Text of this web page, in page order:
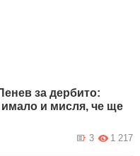
за дербито:
имало и мисля, че ще
1 217
3